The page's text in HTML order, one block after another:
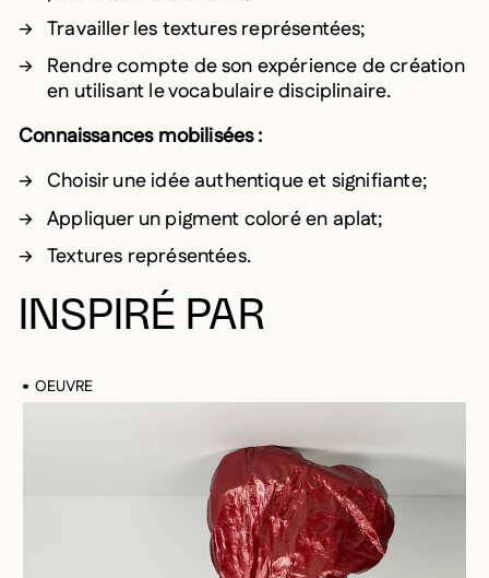
Travailler les textures représentées;
Rendre compte de son expérience de création
en utilisant le vocabulaire disciplinaire.
Connaissances mobilisées :
Choisir une idée authentique et signifiante;
Appliquer un pigment coloré en aplat;
Textures représentées.
INSPIRÉ PAR
OEUVRE